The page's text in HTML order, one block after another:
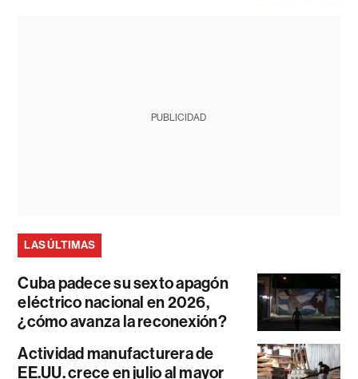
PUBLICIDAD
LAS ÚLTIMAS
Cuba padece su sexto apagón
eléctrico nacional en 2026,
¿cómo avanza la reconexión?
Actividad manufacturera de
EE.UU. crece en julio al mayor